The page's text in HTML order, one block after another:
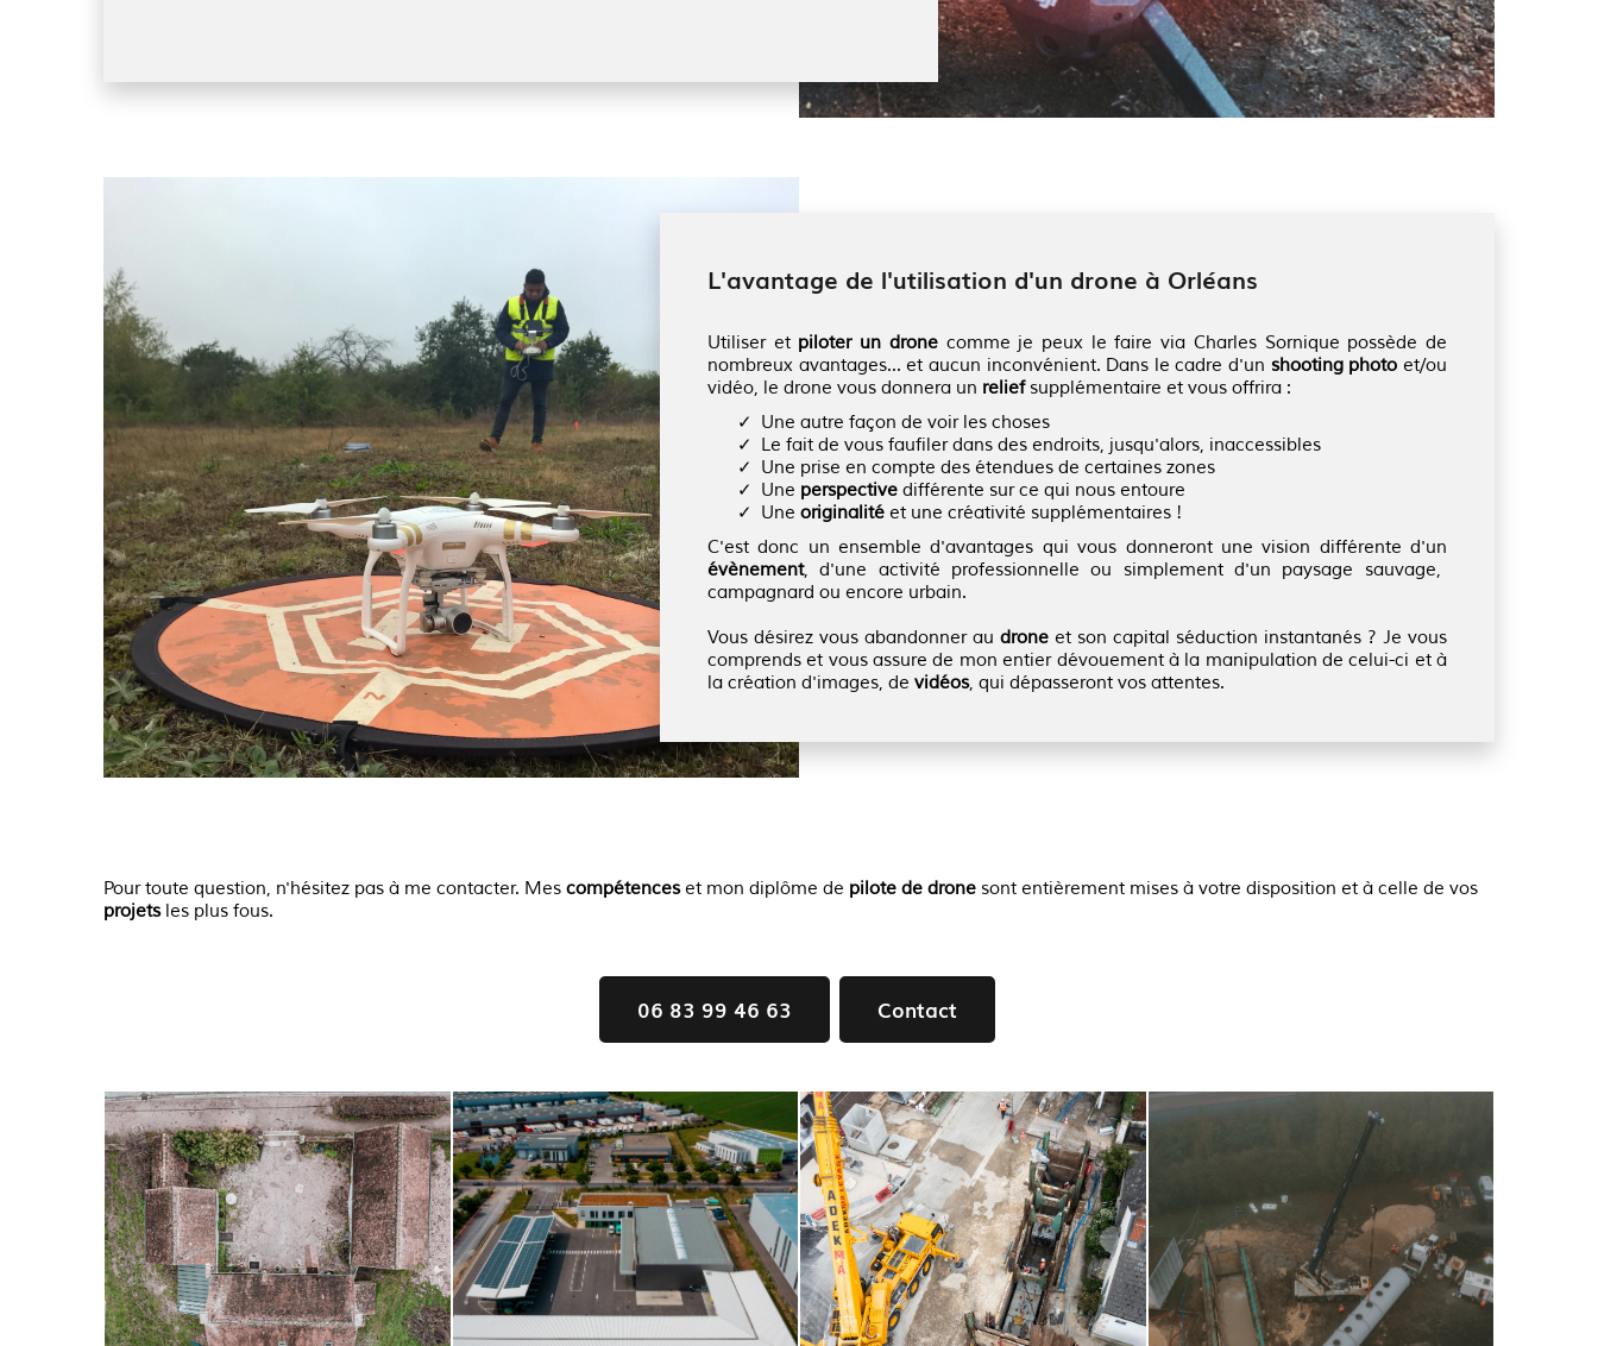
L'avantage de l'utilisation d'un drone à Orléans
Utiliser et piloter un dronecomme je peux le faire via Charles Sornique possède de
nombreux avantages... et aucun inconvénient. Dans le cadre d'un shooting photo et/ou
vidéo, le drone vous donnera un reliefsupplémentaire et vous offrira :
Une autre façon de voir les choses
Le fait de vous faufiler dans des endroits, jusqu'alors, inaccessibles
Une prise en compte des étendues de certaines zones
Une perspective différente sur ce qui nous entoure
Une originalité et une créativité supplémentaires !
C'est donc un ensemble d'avantages qui vous donneront une vision différente d'un
évènement, d'une activité professionnelle ou simplement d'un paysage sauvage,
campagnard ou encore urbain.
Vous désirez vous abandonner au drone et son capital séduction instantanés ? Je vous
comprends et vous assure de mon entier dévouement à la manipulation de celui-ci et à
la création d'images, de vidéos, qui dépasseront vos attentes.
Pour toute question, n'hésitez pas à me contacter. Mes compétenceset mon diplôme de pilote de drone sont entièrement mises à votre disposition et à celle de vos
projetsles plus fous.
06 83 99 46 63 Contact